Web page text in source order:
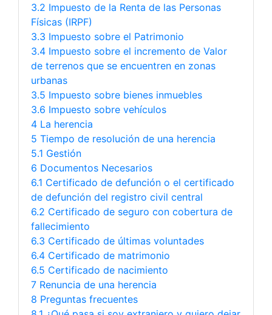
3.2 Impuesto de la Renta de las Personas
Físicas (IRPF)
3.3 Impuesto sobre el Patrimonio
3.4 Impuesto sobre el incremento de Valor
de terrenos que se encuentren en zonas
urbanas
3.5 Impuesto sobre bienes inmuebles
3.6 Impuesto sobre vehículos
4 La herencia
5 Tiempo de resolución de una herencia
5.1 Gestión
6 Documentos Necesarios
6.1 Certificado de defunción o el certificado
de defunción del registro civil central
6.2 Certificado de seguro con cobertura de
fallecimiento
6.3 Certificado de últimas voluntades
6.4 Certificado de matrimonio
6.5 Certificado de nacimiento
7 Renuncia de una herencia
8 Preguntas frecuentes